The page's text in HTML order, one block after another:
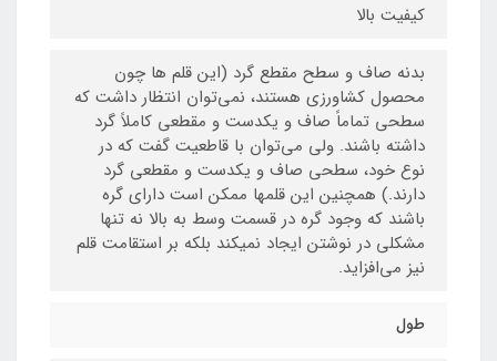
کیفیت بالا
بدنه صاف و سطح مقطع گرد (این قلم ها چون
محصول کشاورزی هستند، نمی‌توان انتظار داشت که
سطحی تماماً صاف و یکدست و مقطعی کاملاً گرد
داشته باشند. ولی می‌توان با قاطعیت گفت که در
نوع خود، سطحی صاف و یکدست و مقطعی گرد
دارند.) همچنین این قلمها ممکن است دارای گره
باشند که وجود گره در قسمت وسط به بالا نه تنها
مشکلی در نوشتن ایجاد نمیکند بلکه بر استقامت قلم
نیز می‌افزاید.
طول